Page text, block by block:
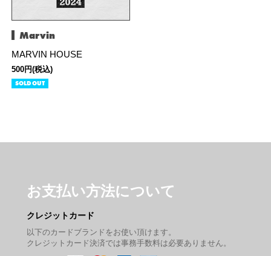
Marvin
MARVIN HOUSE
500円(税込)
SOLD OUT
お支払い方法について
クレジットカード
以下のカードブランドをお使い頂けます。
クレジットカード決済では事務手数料は必要ありません。